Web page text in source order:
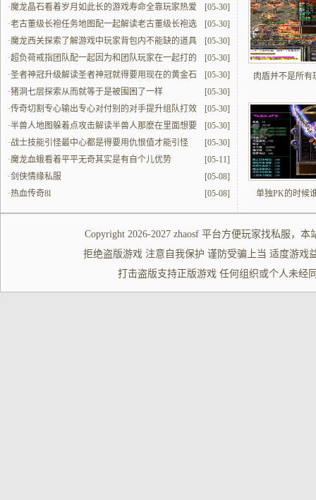
[05-30]
·魔龙晶石看着岁月如此长的游戏寿命全靠玩家热爱
[05-30]
·老古董级长袍任务地图配一起解读老古董级长袍选
择对路子的任务地图才能发挥顶大的混子位价值
[05-30]
·魔龙西关探索了解游戏中玩家背包内不能缺的道具
[05-30]
·超负荷戒指团队配一起因为和团队玩家在一起打的
时候增益翻一倍
[05-30]
·圣者神冠升级解读圣者神冠就得要用现在的黄金石
才能解开高阶属性
[05-30]
·猪洞七层探索从而就等于是被围困了一样
[05-30]
·传奇切割专心输出专心对付别的对手提升组队打效
率
[05-30]
·半兽人地图躲着点攻击解读半兽人那麽在里面想要
很好的去躲着点里面的贼能打的方面需借用地形
[05-30]
·战士技能引怪最中心都是得要用仇恨值才能引怪
[05-11]
·魔龙血蛾看着平平无奇其实是有自个儿优势
[05-08]
·剑侠情缘私服
[05-08]
·热血传奇8l
肉盾并不是所有
单独PK的时候
Copyright 2026-2027 zhaosf平台方便玩家找私服 ，本
拒绝盗版游戏 注意自我保护 谨防受骗上当 适度游戏
打击盗版支持正版游戏 任何组织或个人未经